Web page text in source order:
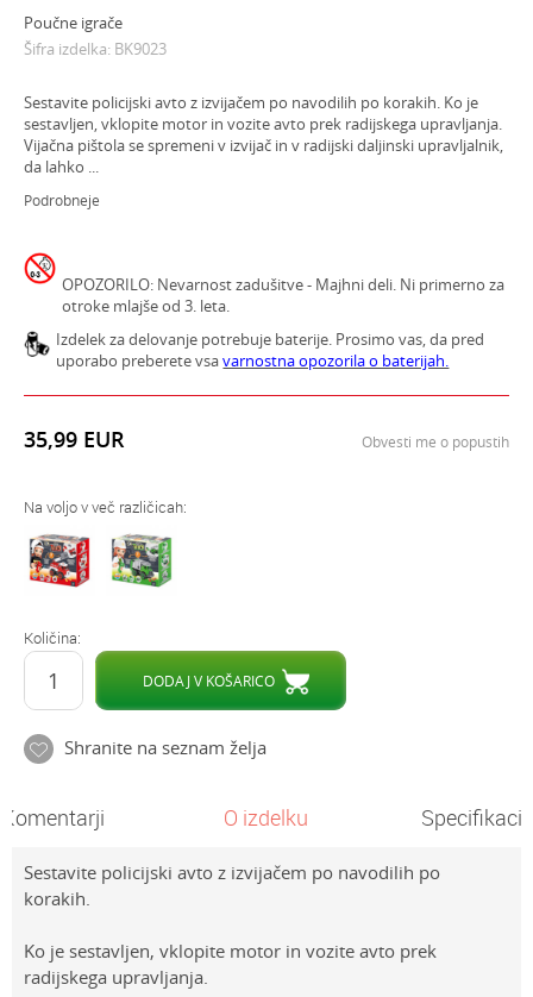
Poučne igrače
Šifra izdelka: BK9023
Sestavite policijski avto z izvijačem po navodilih po korakih. Ko je
sestavljen, vklopite motor in vozite avto prek radijskega upravljanja.
Vijačna pištola se spremeni v izvijač in v radijski daljinski upravljalnik,
da lahko ...
Podrobneje
OPOZORILO: Nevarnost zadušitve - Majhni deli. Ni primerno za
otroke mlajše od 3. leta.
Izdelek za delovanje potrebuje baterije. Prosimo vas, da pred
uporabo preberete vsavarnostna opozorila o baterijah.
35,99 EUR Obvesti me o popustih
Na voljo v več različicah:
Količina:
DODAJ V KOŠARICO
Shranite na seznam želja
Komentarji O izdelku
Sestavite policijski avto z izvijačem po navodilih po
korakih.
Ko je sestavljen, vklopite motor in vozite avto prek
radijskega upravljanja.